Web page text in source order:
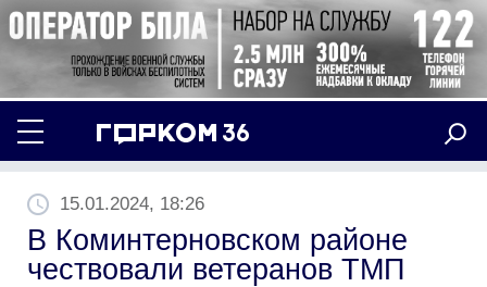
15.01.2024, 18:26
В Коминтерновском районе
чествовали ветеранов ТМП